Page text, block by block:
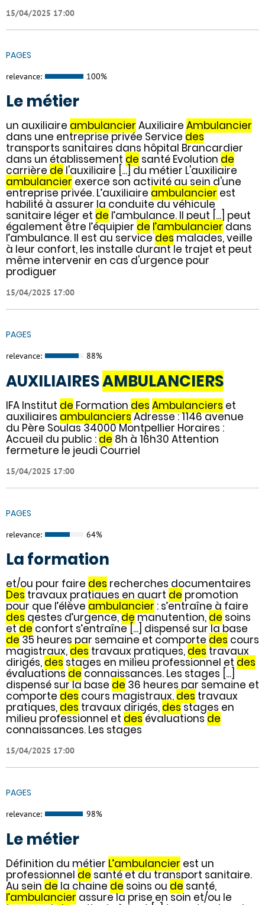
15/04/2025 17:00
PAGES
relevance: 100%
Le métier
un auxiliaire ambulancier Auxiliaire Ambulancier
dans une entreprise privée Service des
transports sanitaires dans hôpital Brancardier
dans un établissement de santé Evolution de
carrière de l'auxiliaire [...] du métier L'auxiliaire
ambulancier exerce son activité au sein d'une
entreprise privée. L’auxiliaire ambulancier est
habilité à assurer la conduite du véhicule
sanitaire léger et de l’ambulance. Il peut [...] peut
également être l’équipier de l’ambulancier dans
l’ambulance. Il est au servicedesmalades, veille
à leur confort, les installe durant le trajet et peut
même intervenir en cas d'urgence pour
prodiguer
15/04/2025 17:00
PAGES
relevance: 88%
AUXILIAIRESAMBULANCIERS
IFA Institut de Formation des Ambulanciers et
auxiliaires ambulanciersAdresse : 1146 avenue
du Père Soulas 34000 Montpellier Horaires :
Accueil du public : de 8h à 16h30 Attention
fermeture le jeudi Courriel
15/04/2025 17:00
PAGES
relevance: 64%
La formation
et/ou pour faire des recherches documentaires
Des travaux pratiques en quart de promotion
pour que l’élève ambulancier : s’entraîne à faire
des gestes d’urgence,demanutention, de soins
etde confort s’entraîne [...] dispensé sur la base
de35 heures par semaine et comporte des cours
magistraux, des travaux pratiques, des travaux
dirigés, des stages en milieu professionnel et des
évaluations de connaissances. Les stages [...]
dispensé sur la base de 36 heures par semaine et
comporte des cours magistraux, des travaux
pratiques, des travaux dirigés, desstages en
milieu professionnel et desévaluationsde
connaissances. Les stages
15/04/2025 17:00
PAGES
relevance: 98%
Le métier
Définition du métier L’ambulancier est un
professionnel de santé et du transport sanitaire.
Au sein de la chaine de soins ou de santé,
l’ambulancier assure la prise en soin et/ou le